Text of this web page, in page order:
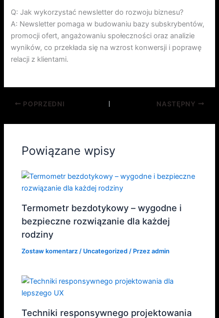
Q: Jak wykorzystać newsletter do rozwoju biznesu?
A: Newsletter pomaga w budowaniu bazy subskrybentów,
promocji ofert, angażowaniu społeczności oraz analizie
wyników, co przekłada się na wzrost konwersji i poprawę
relacji z klientami.
POPRZEDNI NASTĘPNY
Powiązane wpisy
Termometr bezdotykowy – wygodne i
bezpieczne rozwiązanie dla każdej
rodziny
Zostaw komentarz / Uncategorized / Przezadmin
Techniki responsywnego projektowania